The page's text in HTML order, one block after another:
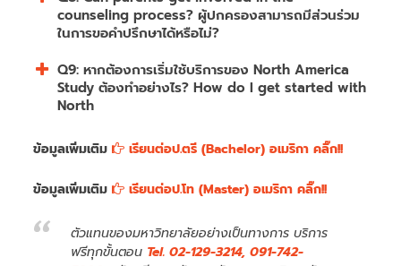
counseling process? ผู้ปกครองสามารถมีส่วนร่วม
ในการขอคำปรึกษาได้หรือไม่?
Q9: หากต้องการเริ่มใช้บริการของ North America
Study ต้องทำอย่างไร? How do I get started with
North
ข้อมูลเพิ่มเติม เรียนต่อป.ตรี (Bachelor) อเมริกา คลิ๊ก!!
ข้อมูลเพิ่มเติม เรียนต่อป.โท (Master) อเมริกา คลิ๊ก!!
ตัวแทนของมหาวิทยาลัยอย่างเป็นทางการ บริการ
ฟรีทุกขั้นตอน Tel. 02-129-3214, 091-742-